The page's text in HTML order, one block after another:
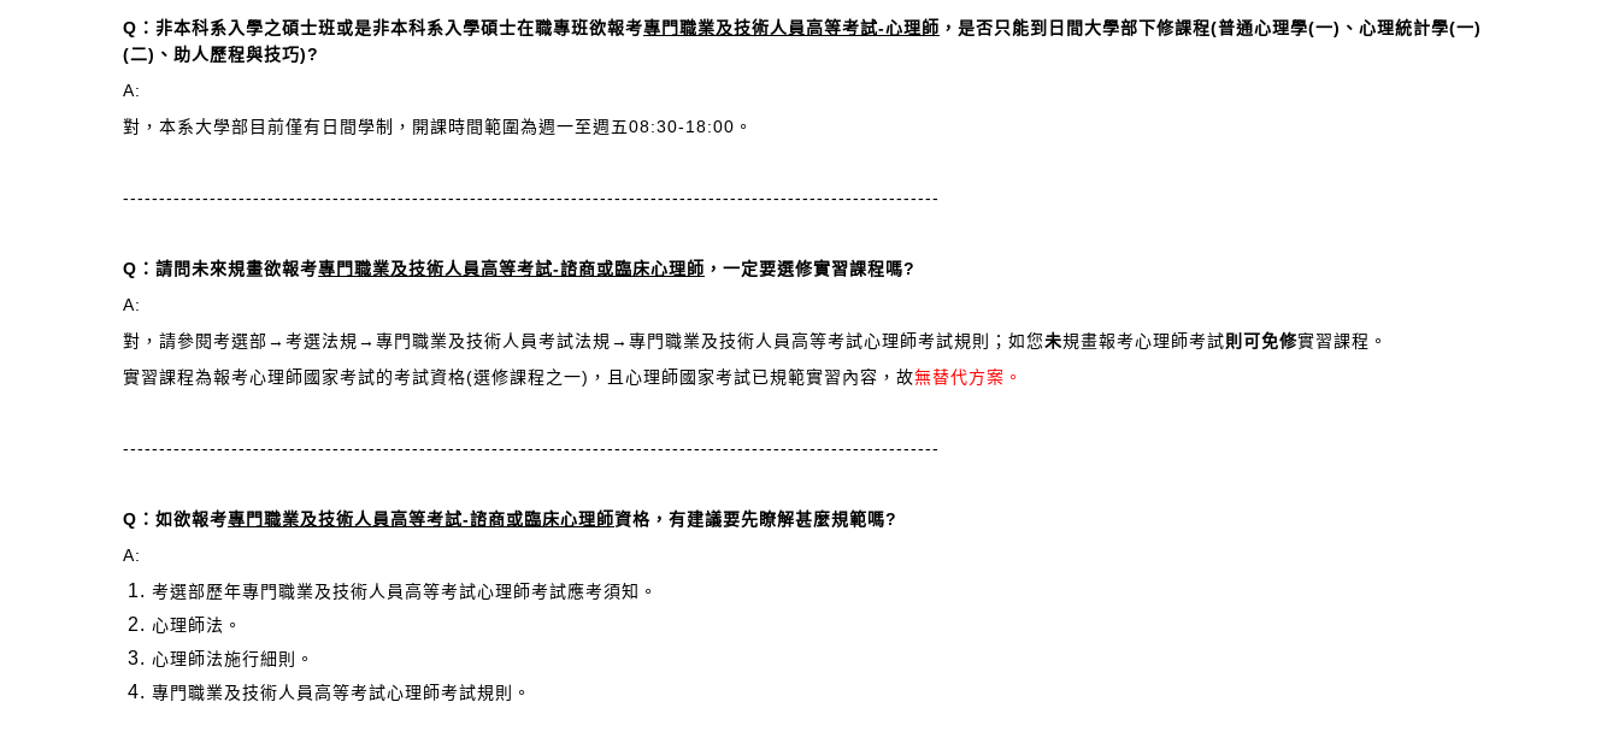
Q ：非本科系入學之碩士班或是非本科系入學碩士在職專班欲報考專門職業及技術人員高等考試-心理師 ，是否只能到日間大學部下修課程(普通心理學(一)、心理統計學(一)
(二)、助人歷程與技巧)?
A:
對，本系大學部目前僅有日間學制，開課時間範圍為週一至週五08:30-18:00。
-----------------------------------------------------------------------------------------------------------------
Q ：請問未來規畫欲報考專門職業及技術人員高等考試-諮商或臨床心理師 ，一定要選修實習課程嗎?
A:
對，請參閱考選部→考選法規→專門職業及技術人員考試法規→專門職業及技術人員高等考試心理師考試規則；如您未規畫報考心理師考試則可免修實習課程。
實習課程為報考心理師國家考試的考試資格(選修課程之一)，且心理師國家考試已規範實習內容，故無替代方案。
-----------------------------------------------------------------------------------------------------------------
Q ：如欲報考專門職業及技術人員高等考試-諮商或臨床心理師資格，有建議要先瞭解甚麼規範嗎?
A:
考選部歷年專門職業及技術人員高等考試心理師考試應考須知。
心理師法。
心理師法施行細則。
專門職業及技術人員高等考試心理師考試規則。